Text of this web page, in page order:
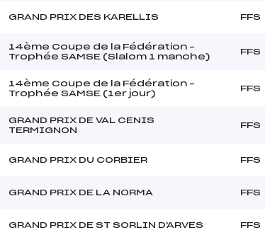
GRAND PRIX DES KARELLIS FFS
14ème Coupe de la Fédération –
Trophée SAMSE (Slalom 1 manche)
FFS
14ème Coupe de la Fédération –
Trophée SAMSE (1er jour)
FFS
GRAND PRIX DE VAL CENIS
TERMIGNON
FFS
GRAND PRIX DU CORBIER FFS
GRAND PRIX DE LA NORMA FFS
GRAND PRIX DE ST SORLIN D'ARVES FFS